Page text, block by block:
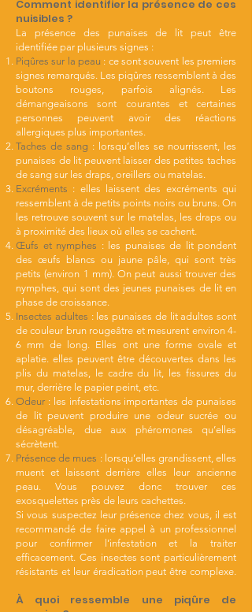
Comment identifier la présence de ces
nuisibles ?
La présence des punaises de lit peut être
identifiée par plusieurs signes :
Piqûres sur la peau : ce sont souvent les premiers
signes remarqués. Les piqûres ressemblent à des
boutons rouges, parfois alignés. Les
démangeaisons sont courantes et certaines
personnes peuvent avoir des réactions
allergiques plus importantes.
Taches de sang : lorsqu’elles se nourrissent, les
punaises de lit peuvent laisser des petites taches
de sang sur les draps, oreillers ou matelas.
Excréments : elles laissent des excréments qui
ressemblent à de petits points noirs ou bruns. On
les retrouve souvent sur le matelas, les draps ou
à proximité des lieux où elles se cachent.
Œufs et nymphes : les punaises de lit pondent
des œufs blancs ou jaune pâle, qui sont très
petits (environ 1 mm). On peut aussi trouver des
nymphes, qui sont des jeunes punaises de lit en
phase de croissance.
Insectes adultes : les punaises de lit adultes sont
de couleur brun rougeâtre et mesurent environ 4-
6 mm de long. Elles ont une forme ovale et
aplatie. elles peuvent être découvertes dans les
plis du matelas, le cadre du lit, les fissures du
mur, derrière le papier peint, etc.
Odeur : les infestations importantes de punaises
de lit peuvent produire une odeur sucrée ou
désagréable, due aux phéromones qu’elles
sécrètent.
Présence de mues : lorsqu’elles grandissent, elles
muent et laissent derrière elles leur ancienne
peau. Vous pouvez donc trouver ces
exosquelettes près de leurs cachettes.
Si vous suspectez leur présence chez vous, il est
recommandé de faire appel à un professionnel
pour confirmer l’infestation et la traiter
efficacement. Ces insectes sont particulièrement
résistants et leur éradication peut être complexe.
À quoi ressemble une piqûre de